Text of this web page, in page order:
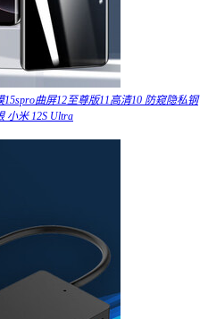
曲屏12至尊版11高清10 防窥隐私钢
小米 12S Ultra